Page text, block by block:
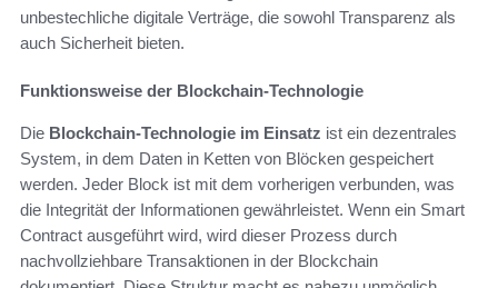
unbestechliche digitale Verträge, die sowohl Transparenz als
auch Sicherheit bieten.
Funktionsweise der Blockchain-Technologie
Die Blockchain-Technologie im Einsatz ist ein dezentrales
System, in dem Daten in Ketten von Blöcken gespeichert
werden. Jeder Block ist mit dem vorherigen verbunden, was
die Integrität der Informationen gewährleistet. Wenn ein Smart
Contract ausgeführt wird, wird dieser Prozess durch
nachvollziehbare Transaktionen in der Blockchain